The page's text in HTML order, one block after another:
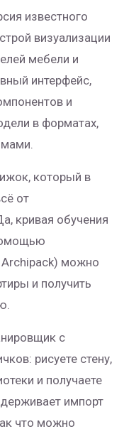
известного
визуализации
мебели и
интерфейс,
и
в форматах,
который в
от
кривая обучения
Archipack) можно
и получить
с
рисуете стену,
и получаете
импорт
что можно